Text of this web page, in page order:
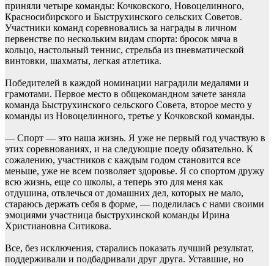
приняли четыре команды: Кочковского, Новоцелинного,
Красносибирского и Быструхинского сельских Советов.
Участники команд соревновались за награды в личном
первенстве по нескольким видам спорта: бросок мяча в
кольцо, настольный теннис, стрельба из пневматической
винтовки, шахматы, легкая атлетика.
Победителей в каждой номинации наградили медалями и
грамотами. Первое место в общекомандном зачете заняла
команда Быструхинского сельского Совета, второе место у
команды из Новоцелинного, третье у Кочковской команды.
— Спорт — это наша жизнь. Я уже не первый год участвую в
этих соревнованиях, и на следующие поеду обязательно. К
сожалению, участников с каждым годом становится все
меньше, уже не всем позволяет здоровье. Я со спортом дружу
всю жизнь, еще со школы, а теперь это для меня как
отдушина, отвлечься от домашних дел, которых не мало,
стараюсь держать себя в форме, — поделилась с нами своими
эмоциями участница быструхинской команды Ирина
Христиановна Ситикова.
Все, без исключения, старались показать лучший результат,
поддерживали и подбадривали друг друга. Уставшие, но